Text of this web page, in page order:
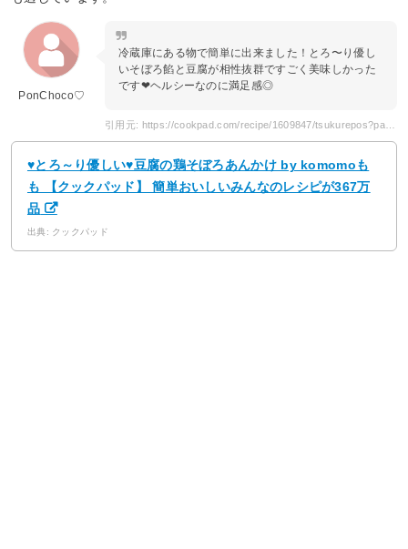
PonChoco♡
冷蔵庫にある物で簡単に出来ました！とろ〜り優し
いそぼろ餡と豆腐が相性抜群ですごく美味しかった
です❤︎ヘルシーなのに満足感◎
引用元: https://cookpad.com/recipe/1609847/tsukurepos?page=5
♥とろ～り優しい♥豆腐の鶏そぼろあんかけ by komomoも
も 【クックパッド】 簡単おいしいみんなのレシピが367万
品
出典: クックパッド